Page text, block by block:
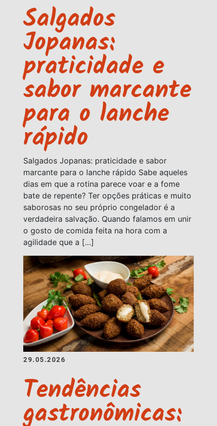
Salgados
Jopanas:
praticidade e
sabor marcante
para o lanche
rápido
Salgados Jopanas: praticidade e sabor
marcante para o lanche rápido Sabe aqueles
dias em que a rotina parece voar e a fome
bate de repente? Ter opções práticas e muito
saborosas no seu próprio congelador é a
verdadeira salvação. Quando falamos em unir
o gosto de comida feita na hora com a
agilidade que a […]
29.05.2026
Tendências
gastronômicas: